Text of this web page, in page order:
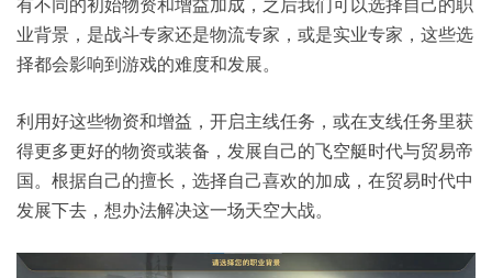
业背景，是战斗专家还是物流专家，或是实业专家，这些选
择都会影响到游戏的难度和发展。
利用好这些物资和增益，开启主线任务，或在支线任务里获
得更多更好的物资或装备，发展自己的飞空艇时代与贸易帝
国。根据自己的擅长，选择自己喜欢的加成，在贸易时代中
发展下去，想办法解决这一场天空大战。